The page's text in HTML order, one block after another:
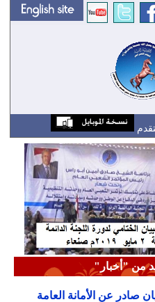
من "أخبار"
صادر عن الأمانة العامة